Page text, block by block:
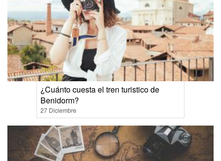
¿Cuánto cuesta el tren turistico de
Benidorm?
27 Diciembre